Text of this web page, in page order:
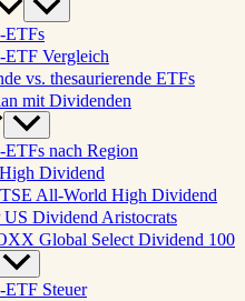
ETFs
Vergleich
vs. thesaurierende ETFs
mit Dividenden
nach Region
Dividend
All-World High Dividend
US Dividend Aristocrats
Global Select Dividend 100
Steuer